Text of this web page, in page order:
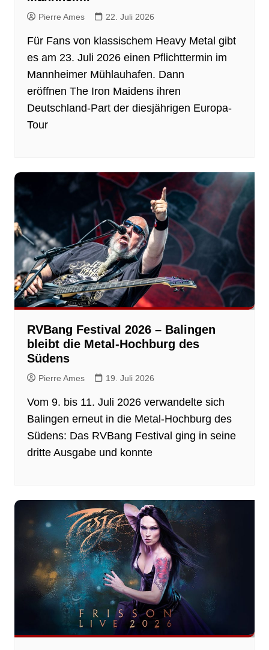
Pierre Ames 22. Juli 2026
Für Fans von klassischem Heavy Metal gibt
es am 23. Juli 2026 einen Pflichttermin im
Mannheimer Mühlauhafen. Dann
eröffnen The Iron Maidens ihren
Deutschland-Part der diesjährigen Europa-
Tour
RVBang Festival 2026 – Balingen
bleibt die Metal-Hochburg des
Südens
Pierre Ames 19. Juli 2026
Vom 9. bis 11. Juli 2026 verwandelte sich
Balingen erneut in die Metal-Hochburg des
Südens: Das RVBang Festival ging in seine
dritte Ausgabe und konnte